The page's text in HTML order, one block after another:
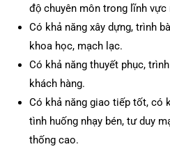
độ chuyên môn trong lĩnh vực
Có khả năng xây dựng, trình
khoa học, mạch lạc.
Có khả năng thuyết phục,
khách hàng.
Có khả năng giao tiếp tốt, có
tình huống nhạy bén, tư duy
thống cao.